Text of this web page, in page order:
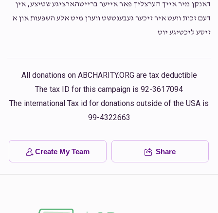
Anonymous
$46.00
דאנקן מיר אייך הערצליך פאר אייער ברייטהארציגע שטיצע, אין
דעם זכות וועט איר זיכער געבענטשט ווערן מיט אלע השפעות און א
זיסע ליכטיגע יוט
All donations on ABCHARITY.ORG are tax deductible
The tax ID for this campaign is 92-3617094
The international Tax id for donations outside of the USA is
99-4322663
Create My Team Share